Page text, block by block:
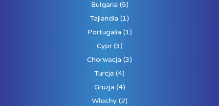
Bułgaria (5)
Tajlandia (1)
Portugalia (1)
Cypr(3)
Chorwacja (3)
Turcja (4)
Gruzja (4)
Włochy (2)